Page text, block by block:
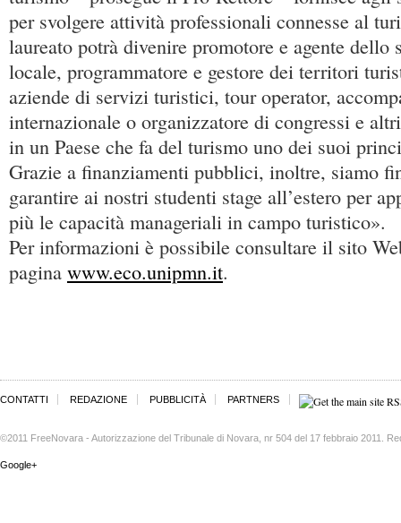
per svolgere attività professionali connesse al
laureato potrà divenire promotore e agente
locale, programmatore e gestore dei territori
aziende di servizi turistici, tour operator,
internazionale o organizzatore di congressi e
in un Paese che fa del turismo uno dei suoi
Grazie a finanziamenti pubblici, inoltre, siamo
garantire ai nostri studenti stage all’estero per
più le capacità manageriali in campo turistico».
Per informazioni è possibile consultare il sito
pagina www.eco.unipmn.it.
CONTATTI REDAZIONE PUBBLICITÀ PARTNERS
©2011 FreeNovara - Autorizzazione del Tribunale di Novara, nr 504 del 17 febbraio 2011.
Google+